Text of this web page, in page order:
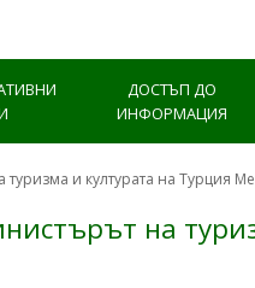
ДОСТЪП ДО
ИНФОРМАЦИЯ
и културата на Турция
на